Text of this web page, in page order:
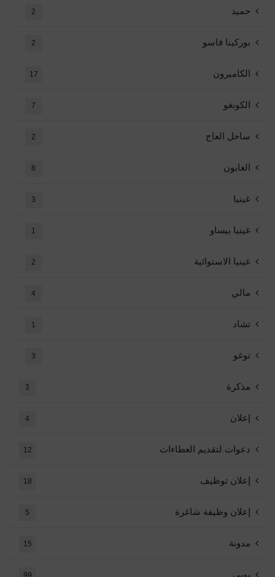
حميد 2
بوركينا فاسو 2
الكاميرون 17
الكونغو 7
ساحل العاج 2
الغابون 8
غينيا 3
غينيا بيساو 1
غينيا الاستوائية 2
مالي 4
تشاد 1
توغو 3
مذكرة 3
إعلان 4
دعوات لتقديم العطاءات 12
إعلان توظيف 18
إعلان وظيفة شاغرة 5
مدونة 15
بوبي 99